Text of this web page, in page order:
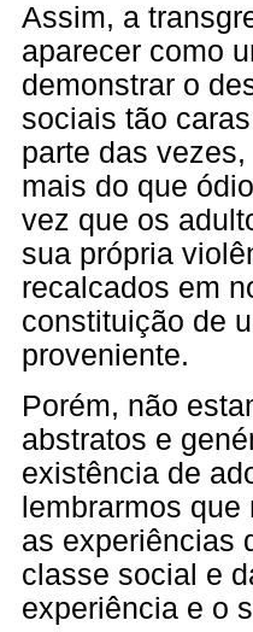
Assim, a
aparecer como
demonstrar o
sociais tão
parte das
mais do que
vez que os
sua própria
recalcados em
constituição de
proveniente.
Porém, não
abstratos e
existência de
lembrarmos
as experiências
classe social e
experiência e o